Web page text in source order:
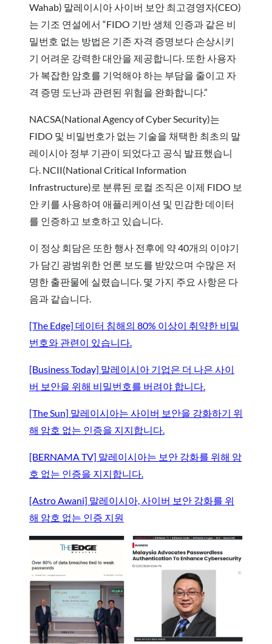
Wahab) 말레이시아 사이버 보안 최고경영자(CEO)
는 기조 연설에서 “FIDO 기반 생체 인증과 같은 비
밀번호 없는 방법은 기존 자격 증명보다 손상시키
기 어려운 강력한 대안을 제공합니다. 또한 사용자
가 복잡한 암호를 기억해야 하는 부담을 줄이고 자
격 증명 도난과 관련된 위험을 완화합니다.”
NACSA(National Agency of Cyber Security)는
FIDO 및 비밀번호가 없는 기술을 채택한 최초의 말
레이시아 정부 기관이 되었다고 공식 발표했습니
다. NCII(National Critical Information
Infrastructure)로 분류된 로컬 조직은 이제 FIDO 보
안 키를 사용하여 애플리케이션 및 민감한 데이터
를 인증하고 보호하고 있습니다.
이 정상 회담은 또한 행사 전후에 약 40개의 이야기
가 담긴 광범위한 언론 보도를 받았으며 수많은 저
명한 출판물에 실렸습니다. 몇 가지 주요 사항은 다
음과 같습니다.
[The Edge] 데이터 침해의 80% 이상이 취약한 비밀
번호와 관련이 있습니다.
[Business Today] 말레이시아 기업은 더 나은 사이
버 보안을 위해 비밀번호를 버려야 합니다.
[The Sun] 말레이시아는 사이버 보안을 강화하기 위
해 암호 없는 인증을 지지합니다.
[BERNAMA TV] 말레이시아는 보안 강화를 위해 암
호 없는 인증을 지지합니다.
[Astro Awani] 말레이시아, 사이버 보안 강화를 위
해 암호 없는 인증 지원